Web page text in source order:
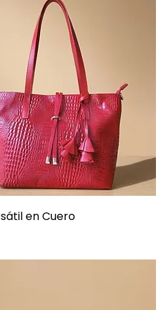
Vista rápida
en Cuero